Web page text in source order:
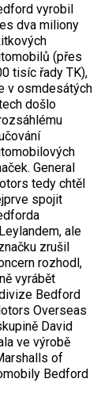
vyrobil
dva miliony
(přes
tisíc řady TK),
v osmdesátých
došlo
General
tedy chtěl
spojit
ale
zrušil
rozhodl,
vyrábět
Bedford
Overseas
David
ve výrobě
of
Bedford